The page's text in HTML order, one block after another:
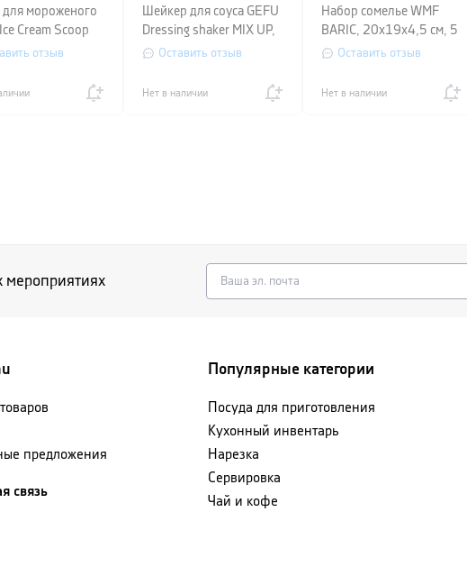
мороженого
Cream Scoop
длина 18,4
отзыв
Шейкер для соуса GEFU
Dressing shaker MIX UP,
18,5 х 13 х 9,3 см,
Оставить отзыв
Нет в наличии
Набор сомелье WMF
BARIC, 20x19x4,5 см, 5
предметов
Оставить отзыв
Нет в наличии
мероприятиях
предложения
связь
Популярные категории
Посуда для приготовления
Кухонный инвентарь
Нарезка
Сервировка
Чай и кофе